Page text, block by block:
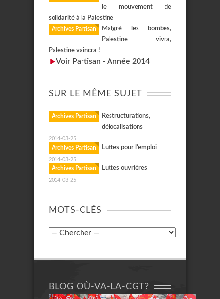
le mouvement de
solidarité à la Palestine
Archives Partisan
Malgré les bombes,
Palestine vivra,
Palestine vaincra !
Voir Partisan - Année 2014
SUR LE MÊME SUJET
Archives Partisan
Restructurations,
délocalisations
2014-03-25
Archives Partisan Luttes pour l’emploi
2014-03-25
Archives Partisan Luttes ouvrières
2014-03-25
MOTS-CLÉS
BLOG OÙ-VA-LA-CGT?